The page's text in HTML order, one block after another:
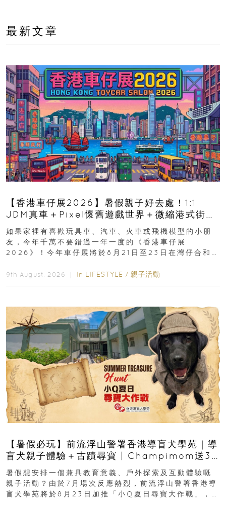
最新文章
【香港車仔展2026】暑假親子好去處！1:1
JDM真車＋Pixel懷舊遊戲世界＋微縮港式街景
8月灣仔登場 車迷家庭必去！
如果家裡有喜歡玩具車、汽車、火車或飛機模型的小朋
友，今年千萬不要錯過一年一度的《香港車仔展
2026》！今年車仔展將於8月21日至23日在灣仔合和酒
9th August, 2026 ｜ In LIFESTYLE / 親子活動
【暑假必玩】前流浮山警署香港導盲犬學苑｜導
盲犬親子體驗＋古蹟尋寶 | Champimom送3
組免費名額
暑假想安排一個兼具教育意義、戶外探索及互動體驗嘅
親子活動？由於7月場次反應熱烈，前流浮山警署香港導
盲犬學苑將於8月23日加推「小Q夏日尋寶大作戰」，家